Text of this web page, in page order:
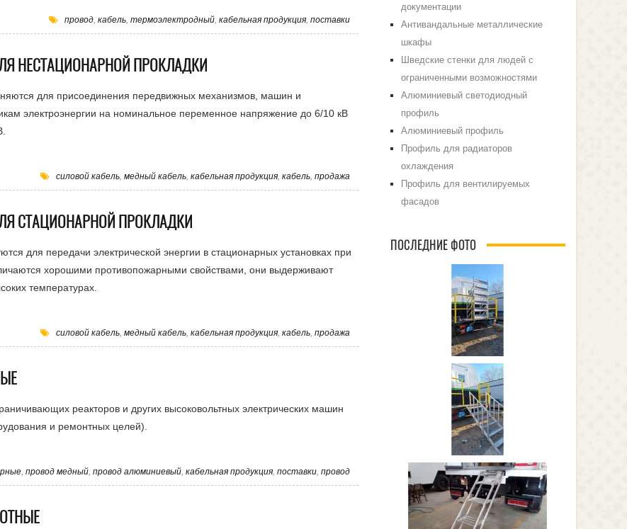
провод, кабель, термоэлектродный, кабельная продукция, поставки
НЕСТАЦИОНАРНОЙ ПРОКЛАДКИ
для присоединения передвижных механизмов, машин и
электроэнергии на номинальное переменное напряжение до 6/10 кВ
силовой кабель, медный кабель, кабельная продукция, кабель, продажа
СТАЦИОНАРНОЙ ПРОКЛАДКИ
для передачи электрической энергии в стационарных установках при
хорошими противопожарными свойствами, они выдерживают
температурах.
силовой кабель, медный кабель, кабельная продукция, кабель, продажа
реакторов и других высоковольтных электрических машин
и ремонтных целей).
, провод медный, провод алюминиевый, кабельная продукция, поставки, провод
документации
Антивандальные металлические
шкафы
Шведские стенки для людей с
ограниченными возможностями
Алюминиевый светодиодный
профиль
Алюминиевый профиль
Профиль для радиаторов
охлаждения
Профиль для вентилируемых
фасадов
ПОСЛЕДНИЕ ФОТО